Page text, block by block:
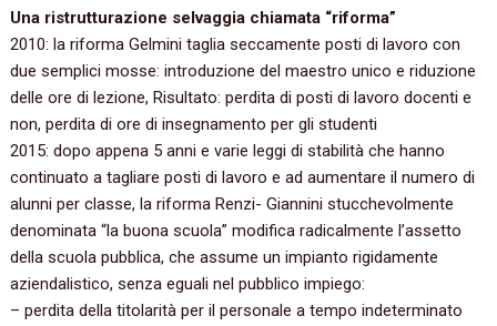
Una ristrutturazione selvaggia chiamata “riforma”
2010: la riforma Gelmini taglia seccamente posti di lavoro con
due semplici mosse: introduzione del maestro unico e riduzione
delle ore di lezione, Risultato: perdita di posti di lavoro docenti e
non, perdita di ore di insegnamento per gli studenti
2015: dopo appena 5 anni e varie leggi di stabilità che hanno
continuato a tagliare posti di lavoro e ad aumentare il numero di
alunni per classe, la riforma Renzi- Giannini stucchevolmente
denominata “la buona scuola” modifica radicalmente l’assetto
della scuola pubblica, che assume un impianto rigidamente
aziendalistico, senza eguali nel pubblico impiego:
– perdita della titolarità per il personale a tempo indeterminato